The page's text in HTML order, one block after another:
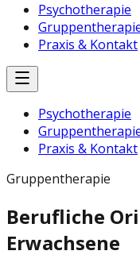
Psychotherapie
Praxis & Kontakt
Psychotherapie
Praxis & Kontakt
Gruppentherapie
Berufliche
Erwachsene